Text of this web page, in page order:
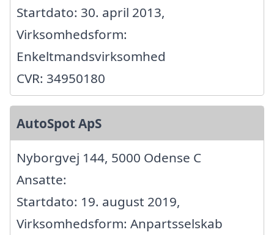
Startdato: 30. april 2013,
Virksomhedsform:
Enkeltmandsvirksomhed
CVR: 34950180
AutoSpot ApS
Nyborgvej 144, 5000 Odense C
Ansatte:
Startdato: 19. august 2019,
Virksomhedsform: Anpartsselskab